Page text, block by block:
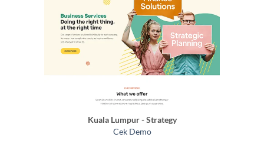
Kuala Lumpur - Strategy
Cek Demo